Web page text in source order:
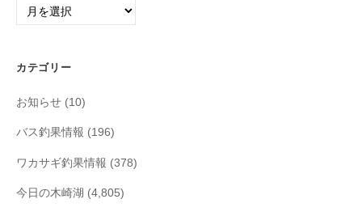
ブ
カテゴリー
お知らせ (10)
バス釣果情報 (196)
ワカサギ釣果情報 (378)
今日の木崎湖 (4,805)